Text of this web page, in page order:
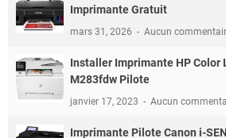
Imprimante Gratuit
mars 31, 2026 Aucun
Installer Imprimante HP Color
M283fdw Pilote
janvier 17, 2023 Aucun
Imprimante Pilote Canon i-